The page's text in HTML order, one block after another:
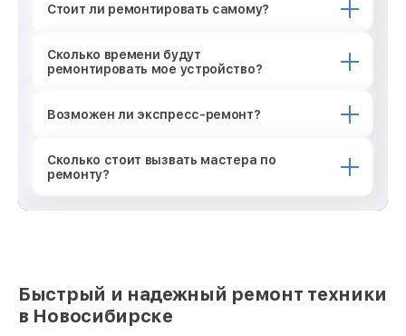
Стоит ли ремонтировать самому?
Сколько времени будут
ремонтировать мое устройство?
Возможен ли экспресс-ремонт?
Сколько стоит вызвать мастера по
ремонту?
Быстрый и надежный ремонт техники
в Новосибирске